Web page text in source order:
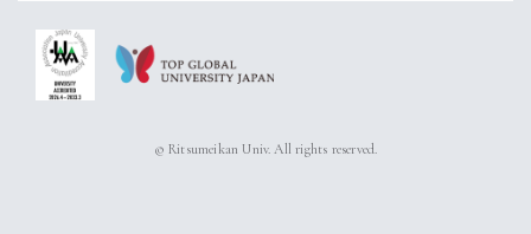
© Ritsumeikan Univ. All rights reserved.